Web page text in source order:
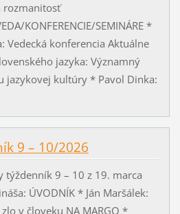
rozmanitosť
KONFERENCIE/SEMINÁRE *
Vedecká konferencia Aktuálne
jazyka: Významný
jazykovej kultúry * Pavol Dinka:
9 – 10/2026
týždenník 9 – 10 z 19. marca
ÚVODNÍK * Ján Maršálek:
v človeku NA MARGO *